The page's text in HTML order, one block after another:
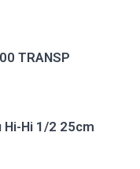
TRANSP
Hi-Hi 1/2 25cm